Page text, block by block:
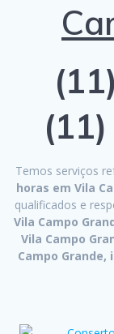
Temos serviços
horas em Vila
qualificados e
Vila Campo
Vila Campo
Campo